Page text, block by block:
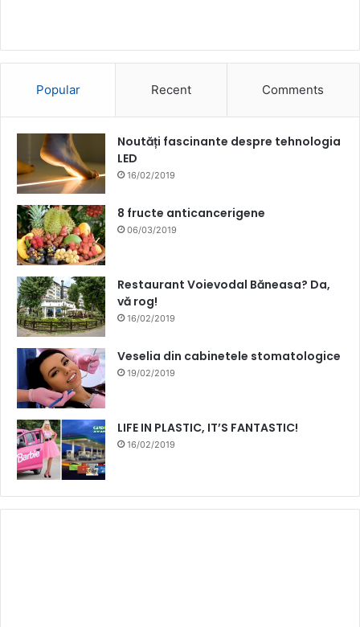
Popular Recent Comments
Noutăți fascinante despre tehnologia
LED
16/02/2019
8 fructe anticancerigene
06/03/2019
Restaurant Voievodal Băneasa? Da,
vă rog!
16/02/2019
Veselia din cabinetele stomatologice
19/02/2019
LIFE IN PLASTIC, IT’S FANTASTIC!
16/02/2019